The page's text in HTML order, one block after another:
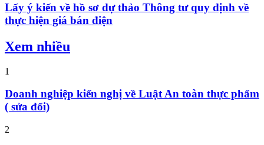
Lấy ý kiến về hồ sơ dự thảo Thông tư quy định về
thực hiện giá bán điện
Xem nhiều
1
Doanh nghiệp kiến nghị về Luật An toàn thực phẩm
( sửa đổi)
2